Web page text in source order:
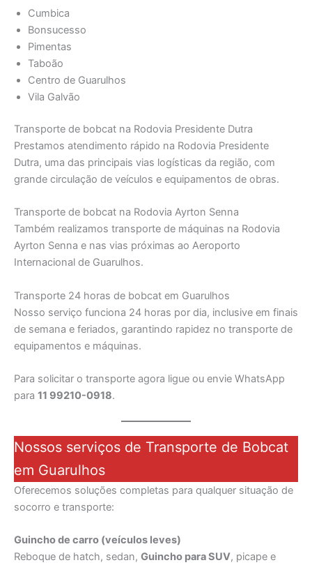
Cumbica
Bonsucesso
Pimentas
Taboão
Centro de Guarulhos
Vila Galvão
Transporte de bobcat na Rodovia Presidente Dutra
Prestamos atendimento rápido na Rodovia Presidente
Dutra, uma das principais vias logísticas da região, com
grande circulação de veículos e equipamentos de obras.
Transporte de bobcat na Rodovia Ayrton Senna
Também realizamos transporte de máquinas na Rodovia
Ayrton Senna e nas vias próximas ao Aeroporto
Internacional de Guarulhos.
Transporte 24 horas de bobcat em Guarulhos
Nosso serviço funciona 24 horas por dia, inclusive em finais
de semana e feriados, garantindo rapidez no transporte de
equipamentos e máquinas.
Para solicitar o transporte agora ligue ou envie WhatsApp
para 11 99210-0918.
Nossos serviços de Transporte de Bobcat
em Guarulhos
Oferecemos soluções completas para qualquer situação de
socorro e transporte:
Guincho de carro (veículos leves)
Reboque de hatch, sedan, Guincho para SUV, picape e